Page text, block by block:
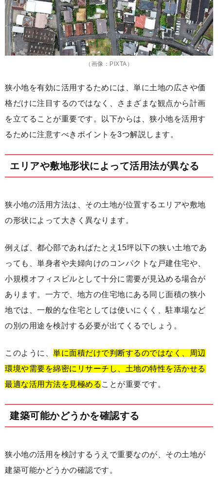
（画像：PIXTA）
狭小地を有効に活用するためには、単に土地の広さや価
格だけに注目するのではなく、さまざまな観点から計画
を立てることが重要です。以下からは、狭小地を活用す
るために注意すべきポイントを3つ解説します。
エリアや敷地形状によって活用法が異なる
狭小地の活用方法は、その土地が位置するエリアや敷地
の形状によって大きく異なります。
例えば、都心部であればたとえ15坪以下の狭い土地であ
っても、単身者や夫婦向けのコンパクトな戸建住宅や、
小規模オフィスビルとして十分に需要が見込める場合が
あります。一方で、地方の住宅地にある同じ面積の狭小
地では、一般的な住宅としては使いにくく、駐車場など
の別の用途を検討する必要が出てくるでしょう。
このように、 単に面積だけで判断するのではなく、周辺
環境や需要を綿密にリサーチし、土地の特性を活かせる
最適な活用方法を見極める ことが重要です。
建築可能かどうかを確認する
狭小地の活用を検討するうえで重要なのが、その土地が
建築可能かどうかの確認です。